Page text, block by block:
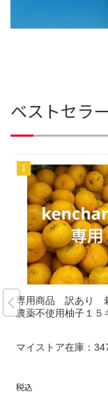
ベストセラ
専用商品 訳あり
農薬不使用柚子１５
マイストア在庫：
税込